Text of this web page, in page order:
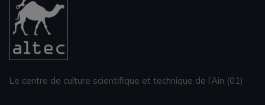
Le centre de culture scientifique et technique de l’Ain (01)